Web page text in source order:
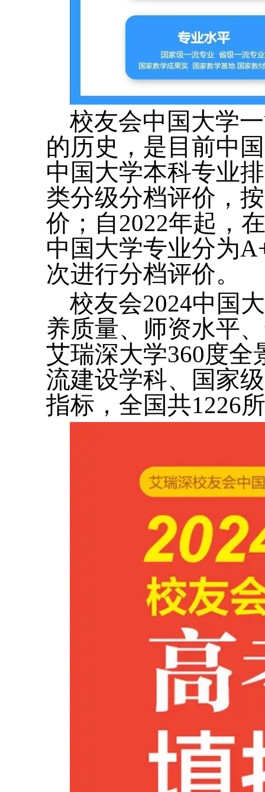
校友会中国大学
的历史，是目前中
中国大学本科专业
类分级分档评价，
价；自2022年起，
中国大学专业分为
次进行分档评价。
校友会2024中国
养质量、师资水平
艾瑞深大学360度
流建设学科、国家
指标，全国共1226